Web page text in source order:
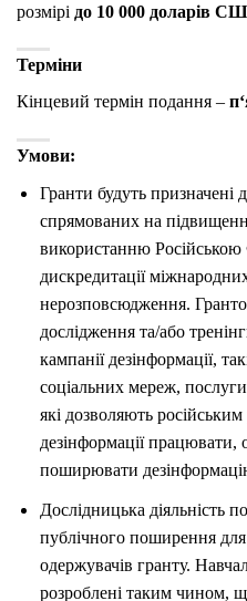
розмірі до 10 000 доларів
Терміни
Кінцевий термін подання – п
Умови:
Гранти будуть призначені
спрямованих на
використанню Російською
дискредитації
нерозповсюдження.
дослідження та/або
кампанії дезінформації,
соціальних мереж, послуги
які дозволяють
дезінформації працювати,
поширювати
Дослідницька діяльність
публічного поширення для
одержувачів гранту.
розроблені таким чином,